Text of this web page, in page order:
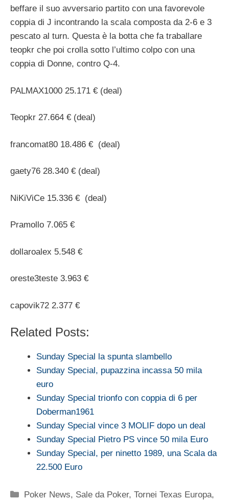
beffare il suo avversario partito con una favorevole
coppia di J incontrando la scala composta da 2-6 e 3
pescato al turn. Questa è la botta che fa traballare
teopkr che poi crolla sotto l’ultimo colpo con una
coppia di Donne, contro Q-4.
PALMAX1000 25.171 € (deal)
Teopkr 27.664 € (deal)
francomat80 18.486 € (deal)
gaety76 28.340 € (deal)
NiKiViCe 15.336 € (deal)
Pramollo 7.065 €
dollaroalex 5.548 €
oreste3teste 3.963 €
capovik72 2.377 €
Related Posts:
Sunday Special la spunta slambello
Sunday Special, pupazzina incassa 50 mila
euro
Sunday Special trionfo con coppia di 6 per
Doberman1961
Sunday Special vince 3 MOLIF dopo un deal
Sunday Special Pietro PS vince 50 mila Euro
Sunday Special, per ninetto 1989, una Scala da
22.500 Euro
Categorie
Poker News, Sale da Poker,Tornei Texas Europa,